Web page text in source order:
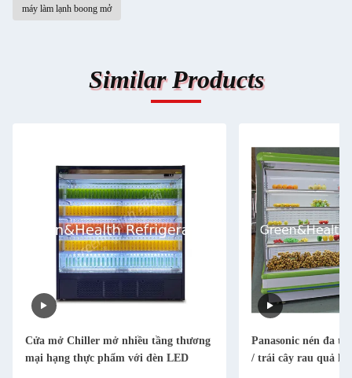
máy làm lạnh boong mở
Similar Products
Cửa mở Chiller mở nhiều tầng thương
mại hạng thực phẩm với đèn LED
Panasonic nén đa
/ trái cây rau quả